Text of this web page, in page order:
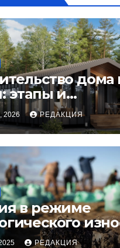
дома
этапы и
2026 РЕДАКЦИЯ
в режиме
РЕДАКЦИЯ